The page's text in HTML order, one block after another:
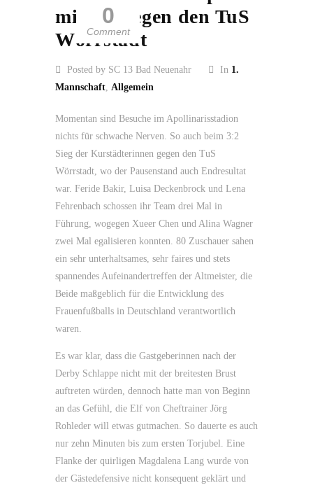
0
Comment
mit 3:2 gegen den TuS
Wörrstadt
Posted by SC 13 Bad Neuenahr In 1.
Mannschaft, Allgemein
Momentan sind Besuche im Apollinarisstadion
nichts für schwache Nerven. So auch beim 3:2
Sieg der Kurstädterinnen gegen den TuS
Wörrstadt, wo der Pausenstand auch Endresultat
war. Feride Bakir, Luisa Deckenbrock und Lena
Fehrenbach schossen ihr Team drei Mal in
Führung, wogegen Xueer Chen und Alina Wagner
zwei Mal egalisieren konnten. 80 Zuschauer sahen
ein sehr unterhaltsames, sehr faires und stets
spannendes Aufeinandertreffen der Altmeister, die
Beide maßgeblich für die Entwicklung des
Frauenfußballs in Deutschland verantwortlich
waren.
Es war klar, dass die Gastgeberinnen nach der
Derby Schlappe nicht mit der breitesten Brust
auftreten würden, dennoch hatte man von Beginn
an das Gefühl, die Elf von Cheftrainer Jörg
Rohleder will etwas gutmachen. So dauerte es auch
nur zehn Minuten bis zum ersten Torjubel. Eine
Flanke der quirligen Magdalena Lang wurde von
der Gästedefensive nicht konsequent geklärt und